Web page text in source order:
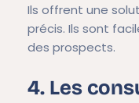
Ils offrent une
précis. Ils sont
des prospects.
4. Les